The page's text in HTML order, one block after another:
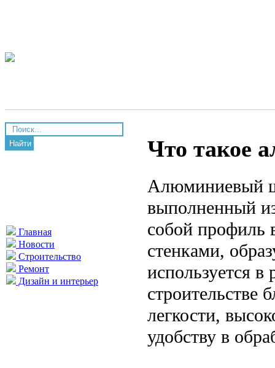
Найти
Главная
Новости
Строительство
Ремонт
Дизайн и интерьер
Что такое
Алюминиевый
выполненный
собой
стенками,
используется
строительстве
легкости,
удобству в